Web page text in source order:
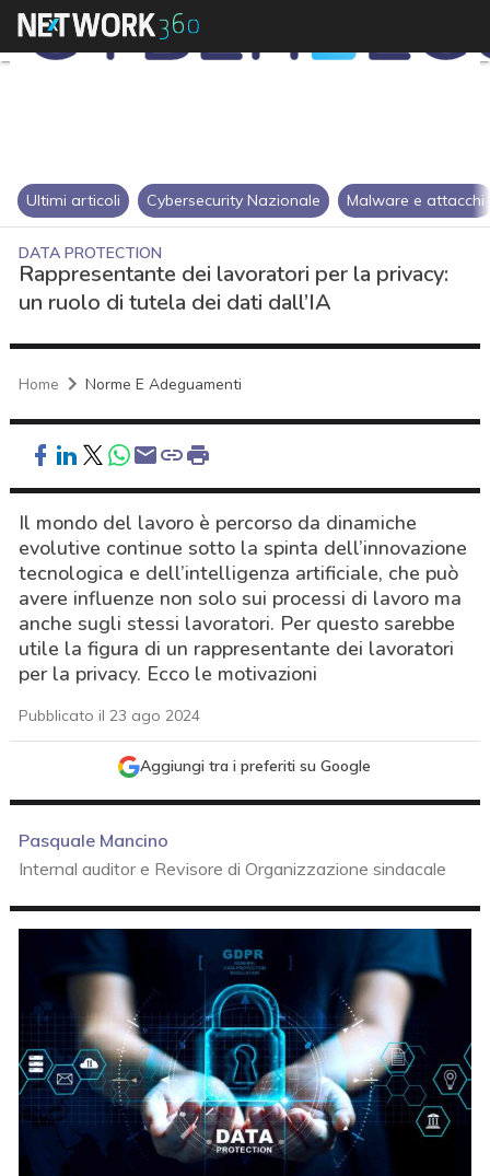
Ultimi articoli Cybersecurity Nazionale Malware e attacchi
DATA PROTECTION
Rappresentante dei lavoratori per la privacy:
un ruolo di tutela dei dati dall’IA
Home Norme E Adeguamenti
Il mondo del lavoro è percorso da dinamiche
evolutive continue sotto la spinta dell’innovazione
tecnologica e dell’intelligenza artificiale, che può
avere influenze non solo sui processi di lavoro ma
anche sugli stessi lavoratori. Per questo sarebbe
utile la figura di un rappresentante dei lavoratori
per la privacy. Ecco le motivazioni
Pubblicato il 23 ago 2024
Aggiungi tra i preferiti su Google
Pasquale Mancino
Internal auditor e Revisore di Organizzazione sindacale